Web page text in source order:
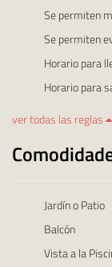
Se permiten
Se permiten
Horario para
Horario para
ver todas las reglas
Jardín o Patio
Balcón
Vista a la